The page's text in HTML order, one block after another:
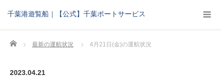
千葉港遊覧船｜【公式】千葉ポートサービス
Home 最新の運航状況 4月21日(金)の運航状況
2023.04.21